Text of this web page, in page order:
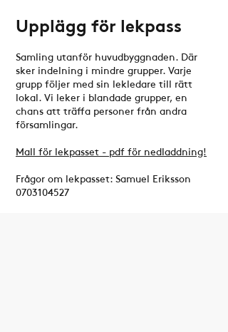
Upplägg för lekpass
Samling utanför huvudbyggnaden. Där
sker indelning i mindre grupper. Varje
grupp följer med sin lekledare till rätt
lokal. Vi leker i blandade grupper, en
chans att träffa personer från andra
församlingar.
Mall för lekpasset - pdf för nedladdning!
Frågor om lekpasset: Samuel Eriksson
0703104527